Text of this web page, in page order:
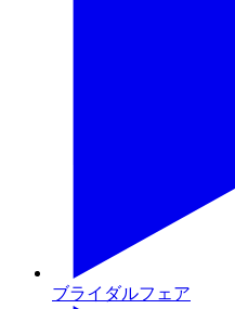
ブライダルフェア